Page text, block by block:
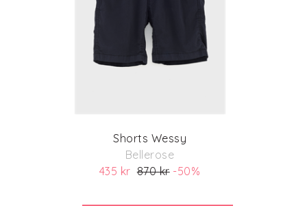
Shorts Wessy
Bellerose
435 kr870 kr-50%